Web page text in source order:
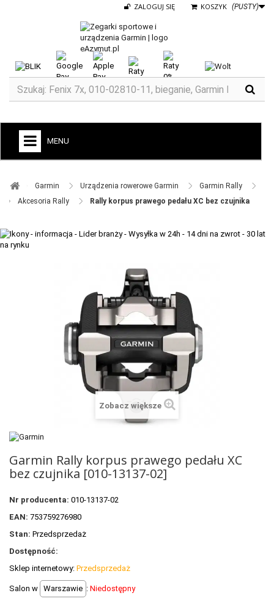
KOSZYK (PUSTY)
ZALOGUJ SIĘ
MENU
ZEGARKI DO BIEGANIA
TACX
VOSTOK EUROPE ZEGARKI
WENGER ZEGARKI
ORIENT ZEGARKI
OBAKU DENMARK ZEGARKI
POLECANE PRODUKTY
PROMOCJE
OUTLET
Garmin ​ Urządzenia rowerowe Garmin ​
Garmin Rally ​
Akcesoria Rally ​
Rally korpus prawego pedału XC bez czujnika
Zobacz większe
Garmin Rally korpus prawego pedału XC
bez czujnika [010-13137-02]
Nr producenta: 010-13137-02
EAN: 753759276980
Stan: Przedsprzedaż
Dostępność:
Sklep internetowy: Przedsprzedaż
Salon w Warszawie : Niedostępny